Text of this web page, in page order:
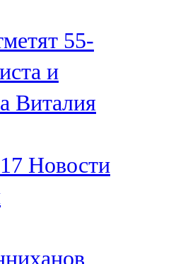
55-
и
Виталия
Новости